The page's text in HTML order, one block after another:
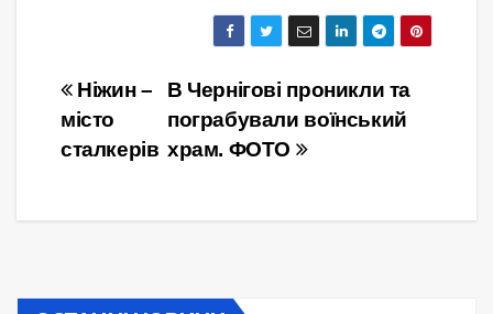
Навігація
записів
В Чернігові проникли та
пограбували воїнський
храм. ФОТО
Ніжин –
місто
сталкерів